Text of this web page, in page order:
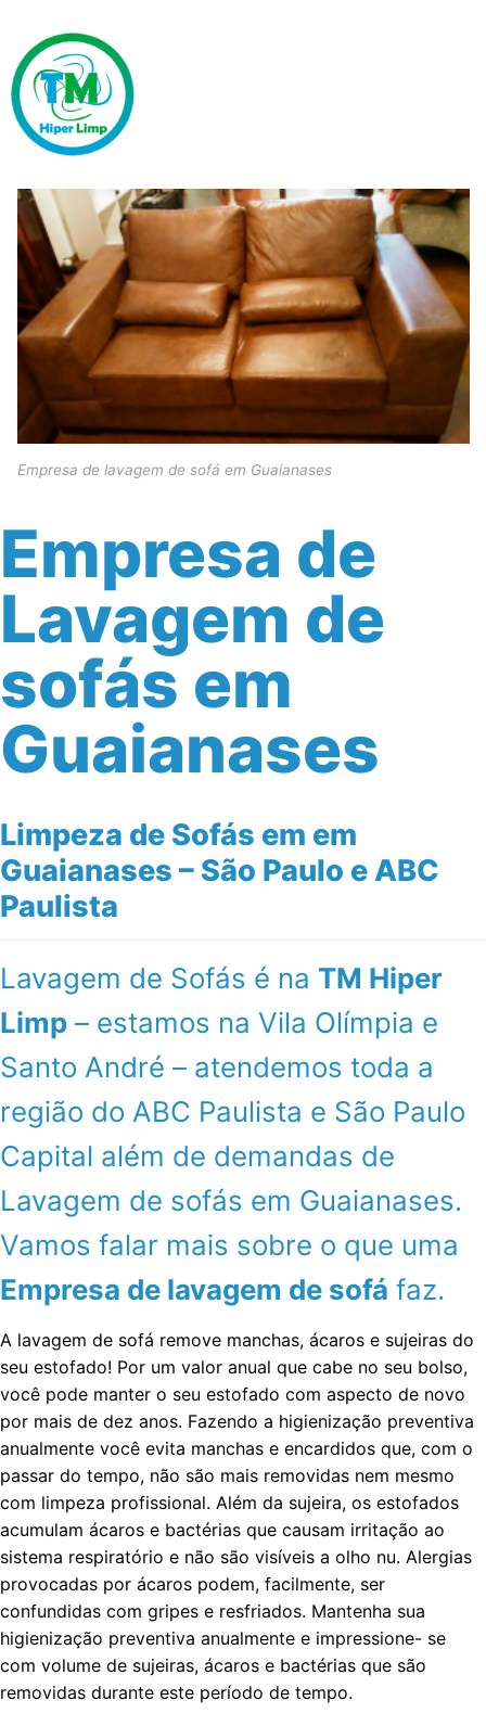
Empresa de lavagem de sofá em Guaianases
Empresa de
Lavagem de
sofás em
Guaianases
Limpeza de Sofás em em
Guaianases – São Paulo e ABC
Paulista
Lavagem de Sofás é na TM Hiper
Limp – estamos na Vila Olímpia e
Santo André – atendemos toda a
região do ABC Paulista e São Paulo
Capital além de demandas de
Lavagem de sofás em Guaianases.
Vamos falar mais sobre o que uma
Empresa de lavagem de sofá faz.
A lavagem de sofá remove manchas, ácaros e sujeiras do
seu estofado! Por um valor anual que cabe no seu bolso,
você pode manter o seu estofado com aspecto de novo
por mais de dez anos. Fazendo a higienização preventiva
anualmente você evita manchas e encardidos que, com o
passar do tempo, não são mais removidas nem mesmo
com limpeza profissional. Além da sujeira, os estofados
acumulam ácaros e bactérias que causam irritação ao
sistema respiratório e não são visíveis a olho nu. Alergias
provocadas por ácaros podem, facilmente, ser
confundidas com gripes e resfriados. Mantenha sua
higienização preventiva anualmente e impressione- se
com volume de sujeiras, ácaros e bactérias que são
removidas durante este período de tempo.